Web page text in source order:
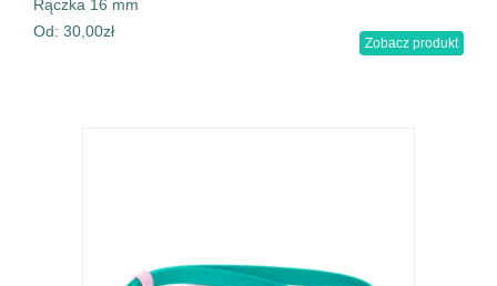
Rączka 16 mm
Od: 30,00zł
Zobacz produkt